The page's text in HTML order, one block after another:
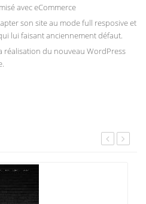
avec eCommerce
son site au mode full resposive et
lui faisant anciennement défaut.
réalisation du nouveau WordPress